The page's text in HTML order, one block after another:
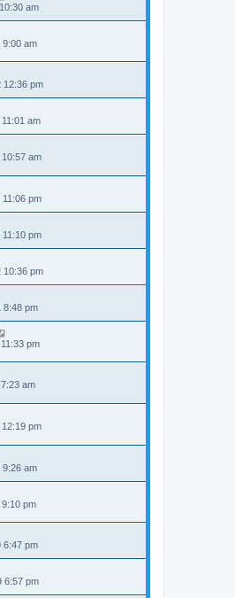
am
9:00 am
12:36 pm
am
10:57 am
pm
pm
10:36 pm
8:48 pm
pm
am
12:19 pm
9:26 am
pm
6:47 pm
6:57 pm